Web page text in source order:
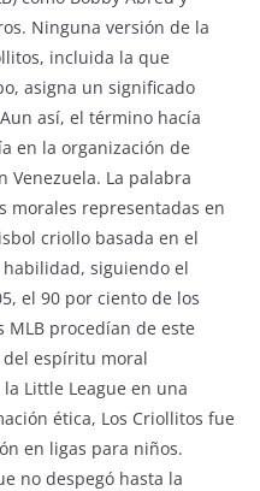
Ninguna versión de la
incluida la que
asigna un significado
así, el término hacía
en la organización de
La palabra
morales representadas en
criollo basada en el
siguiendo el
el 90 por ciento de los
MLB procedían de este
espíritu moral
Little League en una
ética, Los Criollitos fue
en ligas para niños.
no despegó hasta la